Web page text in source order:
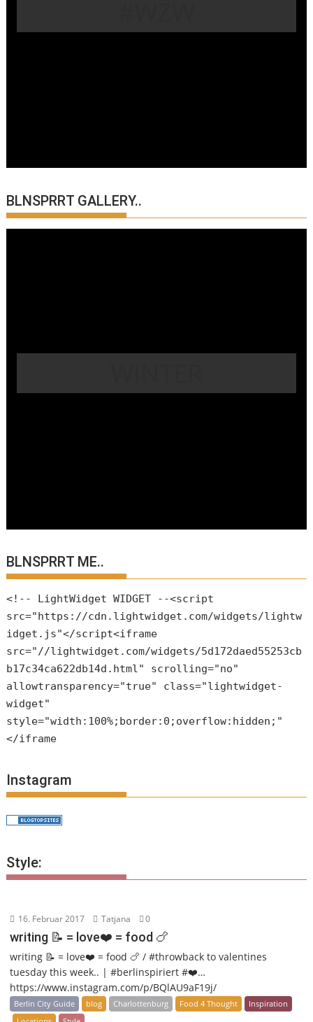
BLNSPRRT GALLERY..
BLNSPRRT ME..
<!-- LightWidget WIDGET --<script
src="https://cdn.lightwidget.com/widgets/lightw
idget.js"</script<iframe
src="//lightwidget.com/widgets/5d172daed55253cb
b17c34ca622db14d.html" scrolling="no"
allowtransparency="true" class="lightwidget-
widget"
style="width:100%;border:0;overflow:hidden;"
</iframe
Instagram
Style:
16. Februar 2017 Tatjana 0
writing 📝 = love❤️ = food 🍗
writing 📝 = love❤️ = food 🍗 / #throwback to valentines
tuesday this week.. | #berlinspiriert #❤️…
https://www.instagram.com/p/BQlAU9aF19j/
Berlin City Guide blog Charlottenburg Food 4 Thought
Inspiration